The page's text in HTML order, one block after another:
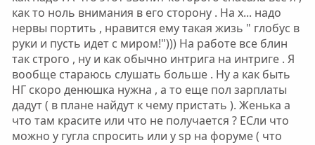
как то ноль внимания в его сторону . На х... надо
нервы портить , нравится ему такая жизь " глобус в
руки и пусть идет с миром!"))) На работе все блин
так строго , ну и как обычно интрига на интриге . Я
вообще стараюсь слушать больше . Ну а как быть
НГ скоро денюшка нужна , а то еще пол зарплаты
дадут ( в плане найдут к чему пристать ). Женька а
что там красите или что не получается ? ЕСли что
можно у гугла спросить или у sp на форуме ( что